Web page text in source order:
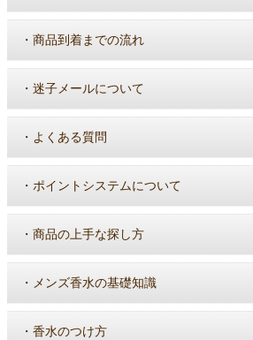
・ 商品到着までの流れ
・ 迷子メールについて
・ よくある質問
・ ポイントシステムについて
・ 商品の上手な探し方
・ メンズ香水の基礎知識
・ 香水のつけ方